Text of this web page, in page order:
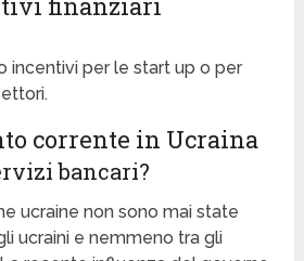
incentivi per le start up o per
corrente in Ucraina
bancari?
ucraine non sono mai state
ucraini e nemmeno tra gli